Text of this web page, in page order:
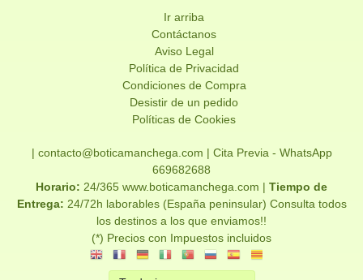
Ir arriba
Contáctanos
Aviso Legal
Política de Privacidad
Condiciones de Compra
Desistir de un pedido
Políticas de Cookies
| contacto@boticamanchega.com | Cita Previa - WhatsApp
669682688
Horario: 24/365 www.boticamanchega.com | Tiempo de
Entrega: 24/72h laborables (España peninsular) Consulta todos
los destinos a los que enviamos!!
(*) Precios con Impuestos incluidos